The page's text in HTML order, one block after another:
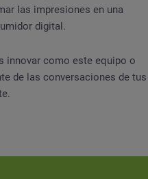
las impresiones en una
digital.
innovar como este equipo o
de las conversaciones de tus